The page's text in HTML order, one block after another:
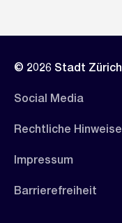
© 2026 Stadt Zürich
Social Media
Rechtliche Hinweise
Impressum
Barrierefreiheit